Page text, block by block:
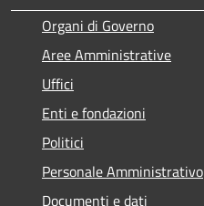
Organi di Governo
Aree Amministrative
Uffici
Enti e fondazioni
Politici
Personale Amministrativo
Documenti e dati